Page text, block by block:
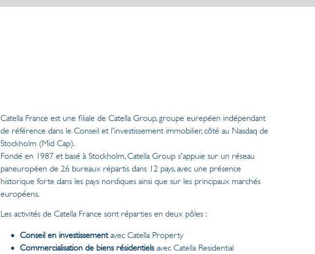
Catella France est une filiale de Catella Group, groupe eurepéen indépendant
de référence dans le Conseil et l'investissement immobilier, côté au Nasdaq de
Stockholm (Mid Cap).
Fondé en 1987 et basé à Stockholm, Catella Group s'appuie sur un réseau
paneuropéen de 26 bureaux répartis dans 12 pays, avec une présence
historique forte dans les pays nordiques ainsi que sur les principaux marchés
européens.
Les activités de Catella France sont réparties en deux pôles :
Conseil en investissementavec Catella Property
Commercialisation de biens résidentielsavec Catella Residential